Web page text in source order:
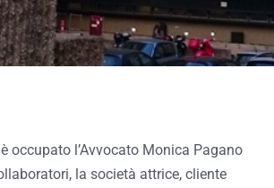
occupato l’Avvocato Monica Pagano
la società attrice, cliente